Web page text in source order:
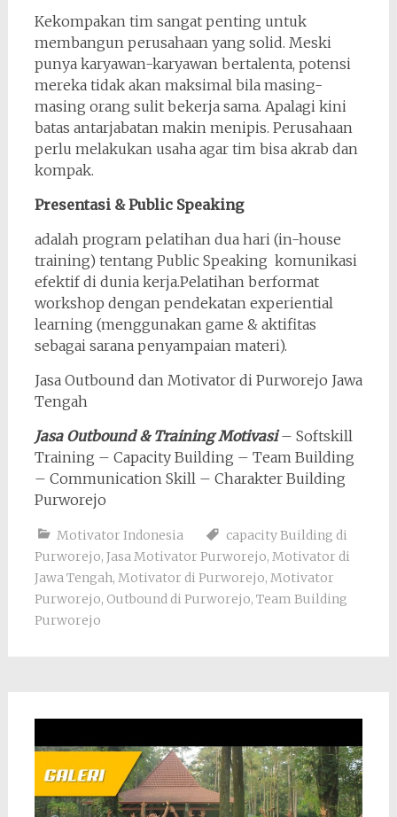
Kekompakan tim sangat penting untuk
membangun perusahaan yang solid. Meski
punya karyawan-karyawan bertalenta, potensi
mereka tidak akan maksimal bila masing-
masing orang sulit bekerja sama. Apalagi kini
batas antarjabatan makin menipis. Perusahaan
perlu melakukan usaha agar tim bisa akrab dan
kompak.
Presentasi & Public Speaking
adalah program pelatihan dua hari (in-house
training) tentang Public Speaking komunikasi
efektif di dunia kerja.Pelatihan berformat
workshop dengan pendekatan experiential
learning (menggunakan game & aktifitas
sebagai sarana penyampaian materi).
Jasa Outbound dan Motivator di Purworejo Jawa
Tengah
Jasa Outbound & Training Motivasi– Softskill
Training – Capacity Building – Team Building
– Communication Skill – Charakter Building
Purworejo
Motivator Indonesia
capacity Building di
Purworejo, Jasa Motivator Purworejo, Motivator di
Jawa Tengah, Motivator di Purworejo, Motivator
Purworejo, Outbound di Purworejo, Team Building
Purworejo